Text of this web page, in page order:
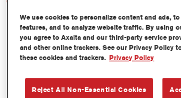
Excelente cubrición con una excepcional
Aplicación rápida y rentable - mayor
productividad.
Forma parte de un completo sistema
Amplias posibilidades de aplicación.
Versátil - se puede usar en diferentes
We use cookies to personalize content and ads,
features, and to analyze website traffic. By using
you agree to Axalta and our third-party service
and other online trackers. See our Privacy Policy
these cookies and trackers. Privacy Policy
Reject All Non-Essential Cookies